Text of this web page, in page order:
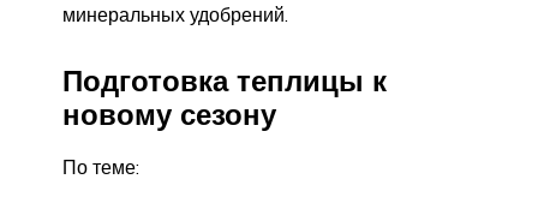
минеральных удобрений.
Подготовка теплицы к
новому сезону
По теме: